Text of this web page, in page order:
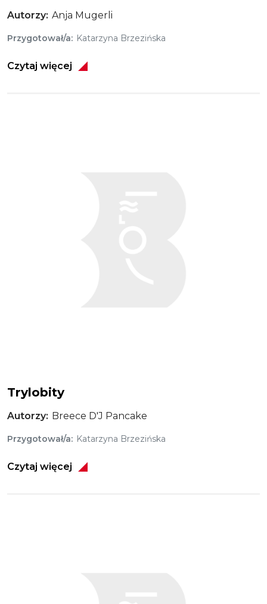
Autorzy Anja Mugerli
Przygotował/a Katarzyna Brzezińska
Czytaj więcej
Trylobity
Autorzy Breece D'J Pancake
Przygotował/a Katarzyna Brzezińska
Czytaj więcej